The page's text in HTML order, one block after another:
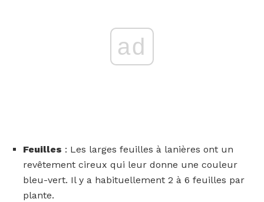
ad
Feuilles : Les larges feuilles à lanières ont un
revêtement cireux qui leur donne une couleur
bleu-vert. Il y a habituellement 2 à 6 feuilles par
plante.